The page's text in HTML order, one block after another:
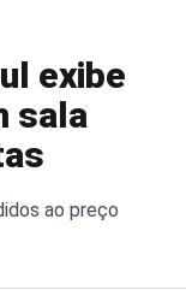
exibe
sala
ao preço